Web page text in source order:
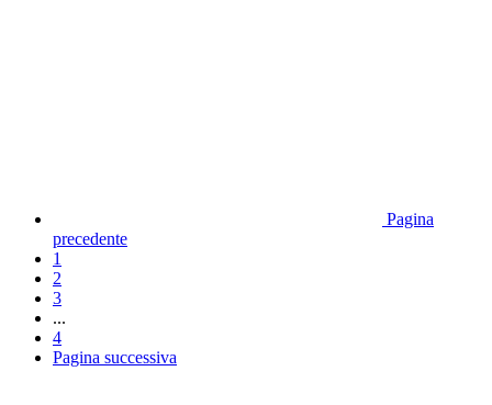
Pagina
precedente
1
2
3
...
4
Pagina successiva